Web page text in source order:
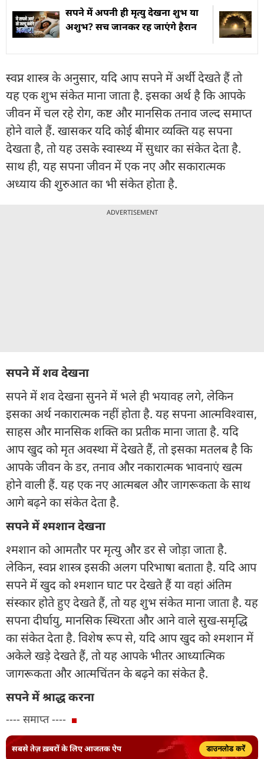
सपने में अपनी ही मृत्यु देखना शुभ या
अशुभ? सच जानकर रह जाएंगे हैरान
स्वप्न शास्त्र के अनुसार, यदि आप सपने में अर्थी देखते हैं तो
यह एक शुभ संकेत माना जाता है. इसका अर्थ है कि आपके
जीवन में चल रहे रोग, कष्ट और मानसिक तनाव जल्द समाप्त
होने वाले हैं. खासकर यदि कोई बीमार व्यक्ति यह सपना
देखता है, तो यह उसके स्वास्थ्य में सुधार का संकेत देता है.
साथ ही, यह सपना जीवन में एक नए और सकारात्मक
अध्याय की शुरुआत का भी संकेत होता है.
ADVERTISEMENT
सपने में शव देखना
सपने में शव देखना सुनने में भले ही भयावह लगे, लेकिन
इसका अर्थ नकारात्मक नहीं होता है. यह सपना आत्मविश्वास,
साहस और मानसिक शक्ति का प्रतीक माना जाता है. यदि
आप खुद को मृत अवस्था में देखते हैं, तो इसका मतलब है कि
आपके जीवन के डर, तनाव और नकारात्मक भावनाएं खत्म
होने वाली हैं. यह एक नए आत्मबल और जागरूकता के साथ
आगे बढ़ने का संकेत देता है.
सपने में श्मशान देखना
श्मशान को आमतौर पर मृत्यु और डर से जोड़ा जाता है.
लेकिन, स्वप्न शास्त्र इसकी अलग परिभाषा बताता है. यदि आप
सपने में खुद को श्मशान घाट पर देखते हैं या वहां अंतिम
संस्कार होते हुए देखते हैं, तो यह शुभ संकेत माना जाता है. यह
सपना दीर्घायु, मानसिक स्थिरता और आने वाले सुख-समृद्धि
का संकेत देता है. विशेष रूप से, यदि आप खुद को श्मशान में
अकेले खड़े देखते हैं, तो यह आपके भीतर आध्यात्मिक
जागरूकता और आत्मचिंतन के बढ़ने का संकेत है.
सपने में श्राद्ध करना
---- समाप्त ----
सबसे तेज़ ख़बरों के लिए आजतक ऐप डाउनलोड करें